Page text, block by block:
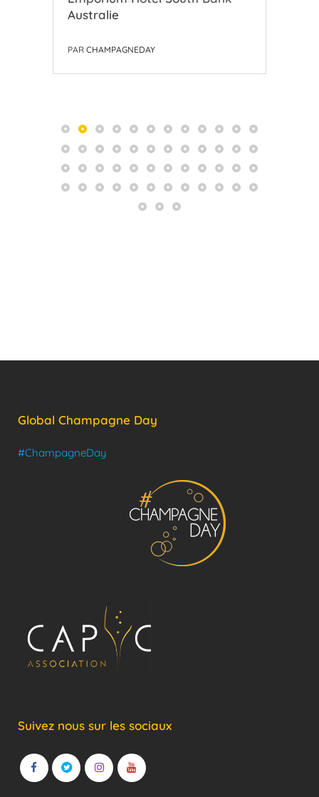
Australie
PAR CHAMPAGNEDAY
Global Champagne Day
#ChampagneDay
Suivez nous sur les sociaux